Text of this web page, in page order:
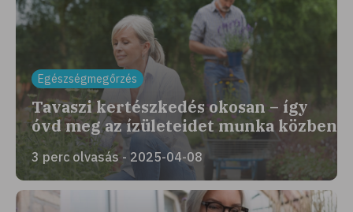
Egészségmegőrzés
Tavaszi kertészkedés okosan – így
óvd meg az ízületeidet munka közben
3 perc olvasás - 2025-04-08